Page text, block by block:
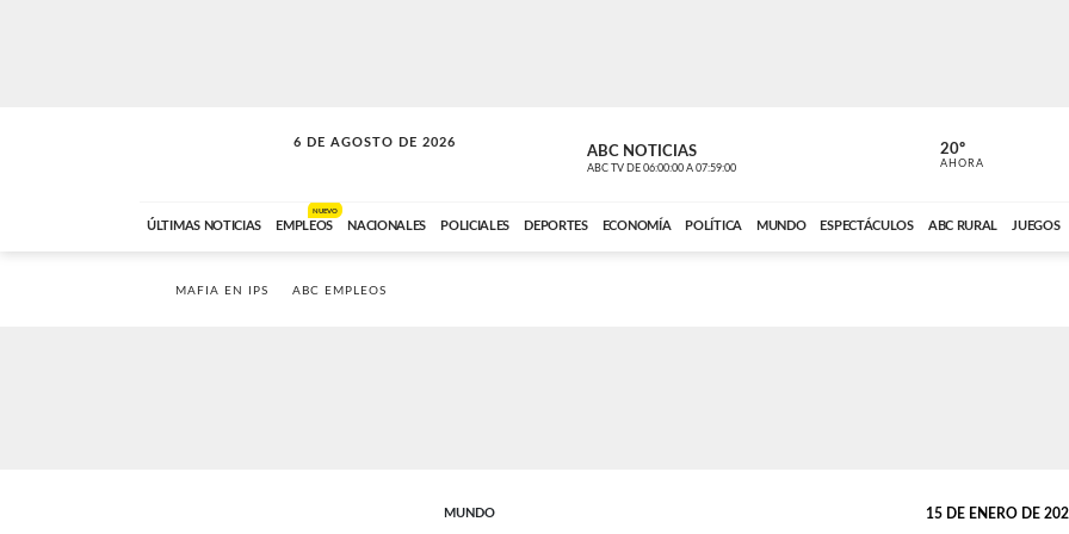
6 DE AGOSTO DE 2026
LA INCONDICIONAL ABC NOTICIAS
ABC TV DE 06:00:00 A 07:59:00 ABC CARDINAL
20º
AHORA
ÚLTIMAS NOTICIAS EMPLEOS
NUEVO
NACIONALES POLICIALES DEPORTES ECONOMÍA POLÍTICA MUNDO ESPECTÁCULOS ABC RURAL JUEGOS
MAFIA EN IPS ABC EMPLEOS
MUNDO 15 DE ENERO DE